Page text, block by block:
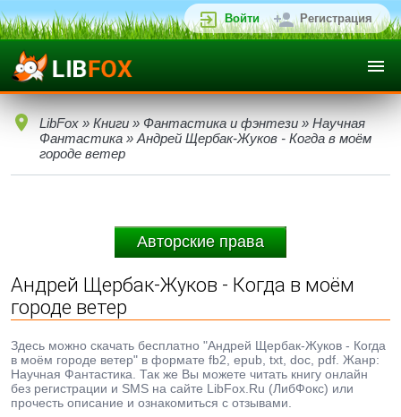
Войти Регистрация
LibFox » Книги » Фантастика и фэнтези » Научная
Фантастика » Андрей Щербак-Жуков - Когда в моём
городе ветер
Авторские права
Андрей Щербак-Жуков - Когда в моём
городе ветер
Здесь можно скачать бесплатно "Андрей Щербак-Жуков - Когда
в моём городе ветер" в формате fb2, epub, txt, doc, pdf. Жанр:
Научная Фантастика. Так же Вы можете читать книгу онлайн
без регистрации и SMS на сайте LibFox.Ru (ЛибФокс) или
прочесть описание и ознакомиться с отзывами.